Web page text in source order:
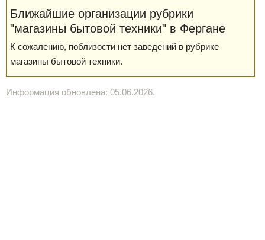
Ближайшие организации рубрики
"магазины бытовой техники" в Фергане
К сожалению, поблизости нет заведений в рубрике
магазины бытовой техники.
Информация обновлена: 05.06.2026.